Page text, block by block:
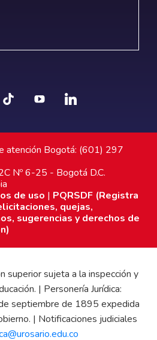
atención Bogotá: (601) 297
Nº 6-25 - Bogotá D.C.
de uso | PQRSDF (Registra
quejas,
sugerencias y derechos de
superior sujeta a la inspección y
| Personería Jurídica:
septiembre de 1895 expedida
| Notificaciones judiciales